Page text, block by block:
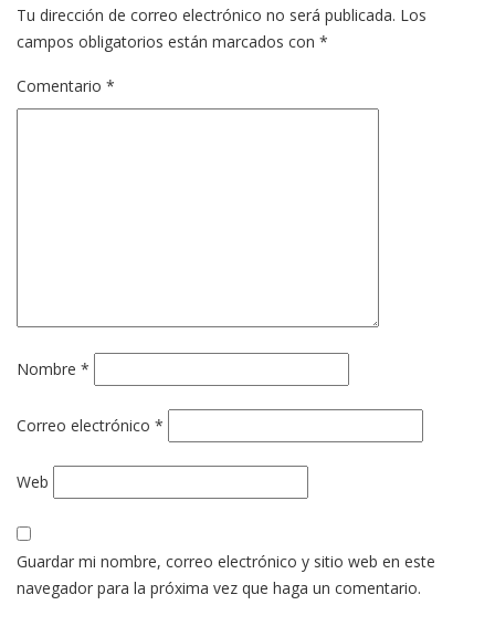
Tu dirección de correo electrónico no será publicada. Los
campos obligatorios están marcados con *
Comentario *
Nombre *
Correo electrónico *
Web
Guardar mi nombre, correo electrónico y sitio web en este
navegador para la próxima vez que haga un comentario.